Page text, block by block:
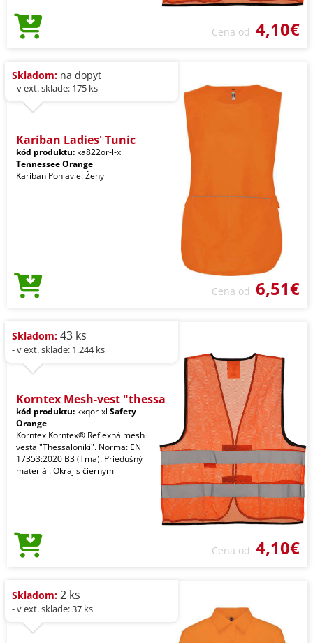
Cena od 4,10€
Skladom: na dopyt
- v ext. sklade: 175 ks
Kariban Ladies' Tunic
kód produktu: ka822or-l-xl
Tennessee Orange
Kariban Pohlavie: Ženy
Cena od 6,51€
Skladom: 43 ks
- v ext. sklade: 1.244 ks
Korntex Mesh-vest "thessa
kód produktu: kxqor-xl Safety
Orange
Korntex Korntex® Reflexná mesh
vesta "Thessaloniki". Norma: EN
17353:2020 B3 (Tma). Priedušný
materiál. Okraj s čiernym
Cena od 4,10€
Skladom: 2 ks
- v ext. sklade: 37 ks